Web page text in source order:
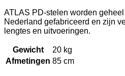
ATLAS PD-stelen worden
Nederland gefabriceerd en zijn
lengtes en uitvoeringen.
Gewicht
20 kg
Afmetingen 85 cm